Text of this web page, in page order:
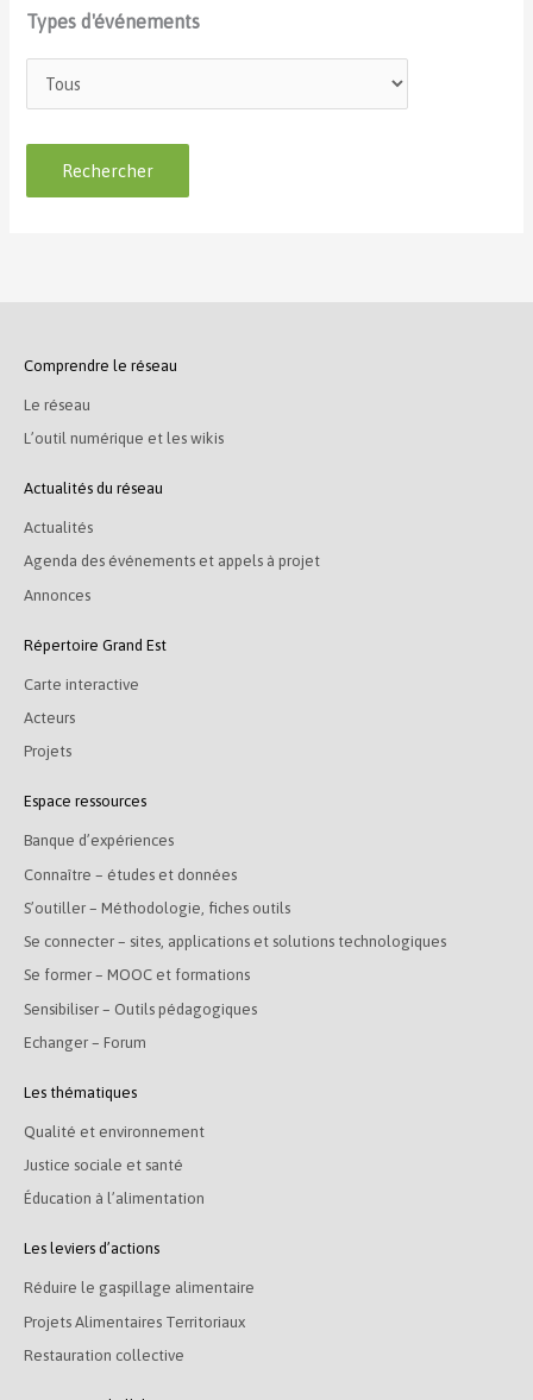
Types d'événements
Comprendre le réseau
Le réseau
L’outil numérique et les wikis
Actualités du réseau
Actualités
Agenda des événements et appels à projet
Annonces
Répertoire Grand Est
Carte interactive
Acteurs
Projets
Espace ressources
Banque d’expériences
Connaître – études et données
S’outiller – Méthodologie, fiches outils
Se connecter – sites, applications et solutions technologiques
Se former – MOOC et formations
Sensibiliser – Outils pédagogiques
Echanger – Forum
Les thématiques
Qualité et environnement
Justice sociale et santé
Éducation à l’alimentation
Les leviers d’actions
Réduire le gaspillage alimentaire
Projets Alimentaires Territoriaux
Restauration collective